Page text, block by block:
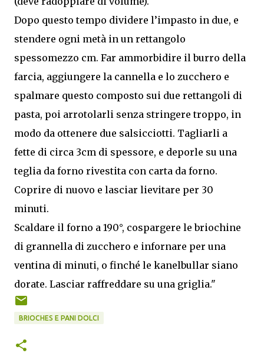
Dopo questo tempo dividere l’impasto in due, e
stendere ogni metà in un rettangolo
spessomezzo cm. Far ammorbidire il burro della
farcia, aggiungere la cannella e lo zucchero e
spalmare questo composto sui due rettangoli di
pasta, poi arrotolarli senza stringere troppo, in
modo da ottenere due salsicciotti. Tagliarli a
fette di circa 3cm di spessore, e deporle su una
teglia da forno rivestita con carta da forno.
Coprire di nuovo e lasciar lievitare per 30
minuti.
Scaldare il forno a 190°, cospargere le briochine
di grannella di zucchero e infornare per una
ventina di minuti, o finché le kanelbullar siano
dorate. Lasciar raffreddare su una griglia."
BRIOCHES E PANI DOLCI